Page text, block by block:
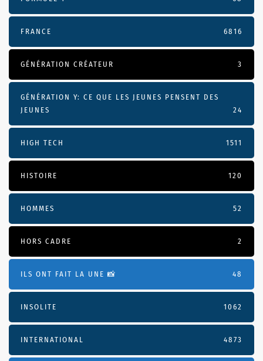
FRANCE 6816
GÉNÉRATION CRÉATEUR 3
GÉNÉRATION Y: CE QUE LES JEUNES PENSENT DES
JEUNES
24
HIGH TECH 1511
HISTOIRE 120
HOMMES 52
HORS CADRE 2
ILS ONT FAIT LA UNE 📸 48
INSOLITE 1062
INTERNATIONAL 4873